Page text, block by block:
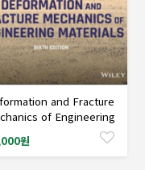
샘플도서신청and Fracture
of Engineering
원